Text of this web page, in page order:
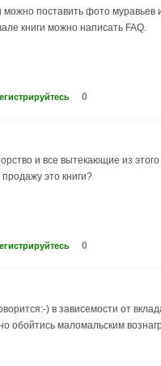
можно поставить фото
книги можно написать FAQ.
0
и все вытекающие из
это книги?
0
) в зависемости от
обойтись маломальским